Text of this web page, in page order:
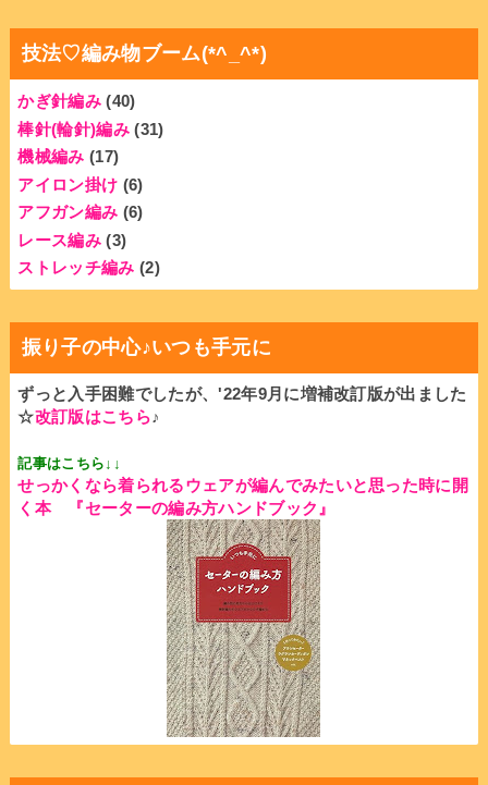
技法♡編み物ブーム(*^_^*)
かぎ針編み (40)
棒針(輪針)編み (31)
機械編み (17)
アイロン掛け (6)
アフガン編み (6)
レース編み (3)
ストレッチ編み (2)
振り子の中心♪いつも手元に
ずっと入手困難でしたが、'22年9月に増補改訂版が出ました
☆改訂版はこちら♪
記事はこちら↓↓
せっかくなら着られるウェアが編んでみたいと思った時に開
く本
『セーターの編み方ハンドブック』